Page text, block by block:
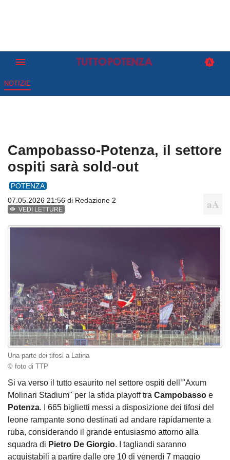
NOTIZIE
Campobasso-Potenza, il settore
ospiti sarà sold-out
POTENZA
07.05.2026 21:56 di Redazione 2
VEDI LETTURE
Una parte dei tifosi a Latina
© foto di TTP
Si va verso il tutto esaurito nel settore ospiti dell’"Axum
Molinari Stadium" per la sfida playoff tra Campobasso e
Potenza. I 665 biglietti messi a disposizione dei tifosi del
leone rampante sono destinati ad andare rapidamente a
ruba, considerando il grande entusiasmo attorno alla
squadra di Pietro De Giorgio. I tagliandi saranno
acquistabili a partire dalle ore 10 di venerdì 7 maggio